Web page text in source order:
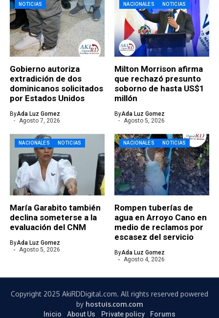
NOTICIAS
Gobierno autoriza
extradición de dos
dominicanos solicitados
por Estados Unidos
ByAda Luz Gomez
Agosto 7, 2026
NACIONALES NOTICIAS
Milton Morrison afirma
que rechazó presunto
soborno de hasta US$1
millón
ByAda Luz Gomez
Agosto 5, 2026
NACIONALES NOTICIAS
María Garabito también
declina someterse a la
evaluación del CNM
ByAda Luz Gomez
Agosto 5, 2026
NACIONALES NOTICIAS
Rompen tuberías de
agua en Arroyo Cano en
medio de reclamos por
escasez del servicio
ByAda Luz Gomez
Agosto 4, 2026
Copyright 2025 AkiRDDigital.com. All rights reserved powered
by hostuis.com.com
Inicio About Us Private policy Forums